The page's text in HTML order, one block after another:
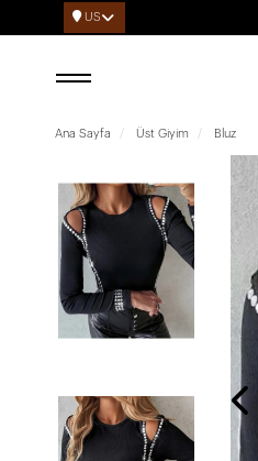
US
Ana Sayfa Üst Giyim Bluz